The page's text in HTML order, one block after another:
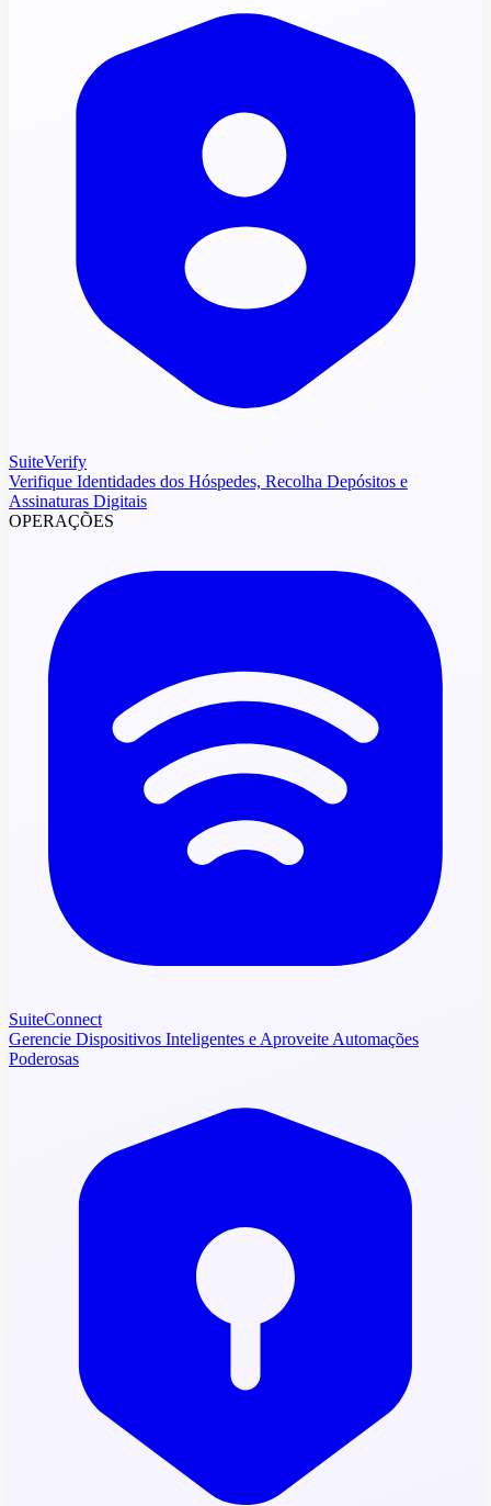
SuiteVerify
Verifique Identidades dos Hóspedes, Recolha Depósitos e
Assinaturas Digitais
OPERAÇÕES
SuiteConnect
Gerencie Dispositivos Inteligentes e Aproveite Automações
Poderosas